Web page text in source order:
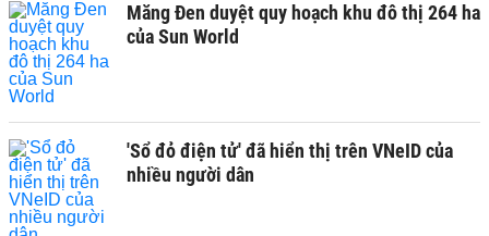
Măng Đen duyệt quy hoạch khu đô thị 264 ha
của Sun World
'Sổ đỏ điện tử' đã hiển thị trên VNeID của
nhiều người dân